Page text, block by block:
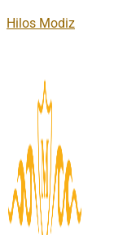
Hilos Modiz